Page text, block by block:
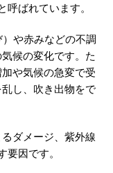
ばれています。
や赤みなどの不調
候の変化です。た
や気候の急変で受
し、吹き出物をで
ダメージ、紫外線
要因です。